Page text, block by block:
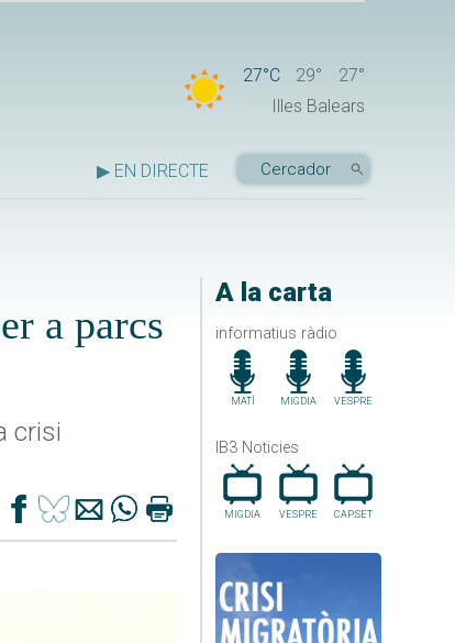
27°C 29°
27°
Illes Balears
▶ EN DIRECTE
A la carta
informatius ràdio
MATÍ MIGDIA VESPRE
IB3 Noticies
MIGDIA VESPRE CAP.SET
a parcs
crisi